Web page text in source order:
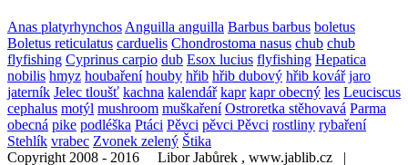
Anas platyrhynchos Anguilla anguilla Barbus barbus boletus
Boletus reticulatus carduelis Chondrostoma nasus chub chub
flyfishing Cyprinus carpio dub Esox lucius flyfishing Hepatica
nobilis hmyz houbaření houby hřib hřib dubový hřib kovář jaro
jaterník Jelec tloušť kachna kalendář kapr kapr obecný les Leuciscus
cephalus motýl mushroom muškaření Ostroretka stěhovavá Parma
obecná pike podléška Ptáci Pěvci pěvci Pěvci rostliny rybaření
Stehlík vrabec Zvonek zelený Štika
Copyright 2008 - 2016 Libor Jabůrek , www.jablib.cz |